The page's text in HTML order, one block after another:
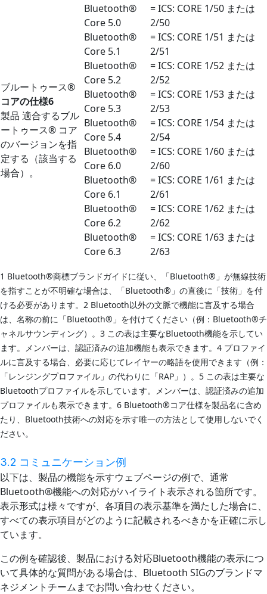
ブルートゥース®
コアの仕様6
製品 適合するブル
ートゥース® コア
のバージョンを指
定する（該当する
場合）。
Bluetooth®
Core 5.0
Bluetooth®
Core 5.1
Bluetooth®
Core 5.2
Bluetooth®
Core 5.3
Bluetooth®
Core 5.4
Bluetooth®
Core 6.0
Bluetooth®
Core 6.1
Bluetooth®
Core 6.2
Bluetooth®
Core 6.3
= ICS: CORE 1/50 または
2/50
= ICS: CORE 1/51 または
2/51
= ICS: CORE 1/52 または
2/52
= ICS: CORE 1/53 または
2/53
= ICS: CORE 1/54 または
2/54
= ICS: CORE 1/60 または
2/60
= ICS: CORE 1/61 または
2/61
= ICS: CORE 1/62 または
2/62
= ICS: CORE 1/63 または
2/63
1 Bluetooth®商標ブランドガイドに従い、「Bluetooth®」が無線技術
を指すことが不明確な場合は、「Bluetooth®」の直後に「技術」を付
ける必要があります。2 Bluetooth以外の文脈で機能に言及する場合
は、名称の前に「Bluetooth®」を付けてください（例：Bluetooth®チ
ャネルサウンディング）。3 この表は主要なBluetooth機能を示してい
ます。メンバーは、認証済みの追加機能も表示できます。4 プロファイ
ルに言及する場合、必要に応じてレイヤーの略語を使用できます（例：
「レンジングプロファイル」の代わりに「RAP」）。5 この表は主要な
Bluetoothプロファイルを示しています。メンバーは、認証済みの追加
プロファイルも表示できます。6 Bluetooth®コア仕様を製品名に含め
たり、Bluetooth技術への対応を示す唯一の方法として使用しないでく
ださい。
3.2 コミュニケーション例
以下は、製品の機能を示すウェブページの例で、通常
Bluetooth®機能への対応がハイライト表示される箇所です。
表示形式は様々ですが、各項目の表示基準を満たした場合に、
すべての表示項目がどのように記載されるべきかを正確に示し
ています。
この例を確認後、製品における対応Bluetooth機能の表示につ
いて具体的な質問がある場合は、Bluetooth SIGのブランドマ
ネジメントチームまでお問い合わせください。